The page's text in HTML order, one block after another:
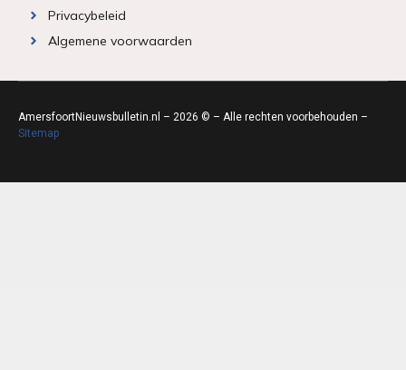
Privacybeleid
Algemene voorwaarden
AmersfoortNieuwsbulletin.nl – 2026 © – Alle rechten voorbehouden –
Sitemap